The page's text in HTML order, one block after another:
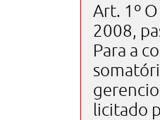
Art. 1º
2008,
Para a
licitado